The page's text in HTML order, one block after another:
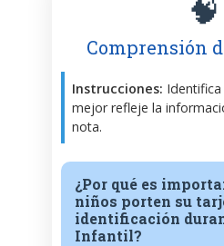
🧠
Comprensión
Instrucciones:
mejor refleje la
nota.
¿Por qué es
niños porten su
identificación
Infantil?